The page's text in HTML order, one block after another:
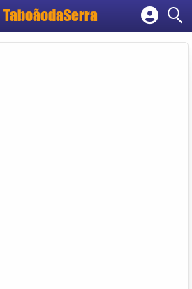
TaboãodaSerra
Cadastrar empresa